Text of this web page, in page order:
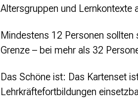
Altersgruppen und Lernkontexte
Mindestens 12 Personen
Grenze – bei mehr als 32
Das Schöne ist: Das Kartenset
Lehrkräftefortbildungen